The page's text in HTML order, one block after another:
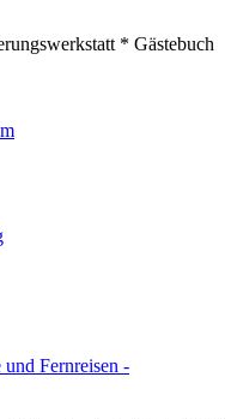
* Gästebuch
Fernreisen -